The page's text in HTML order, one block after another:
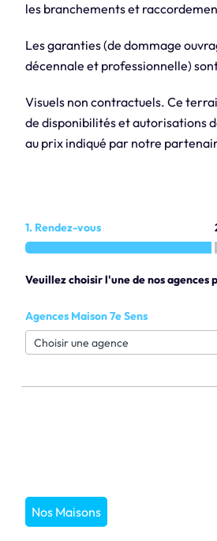
les branchements et
Les garanties (de dommage
décennale et professionnelle)
Visuels non contractuels. Ce
de disponibilités et autorisations
au prix indiqué par notre
1. Rendez-vous
Veuillez choisir l'une de nos
Agences Maison 7e Sens
Nos Maisons